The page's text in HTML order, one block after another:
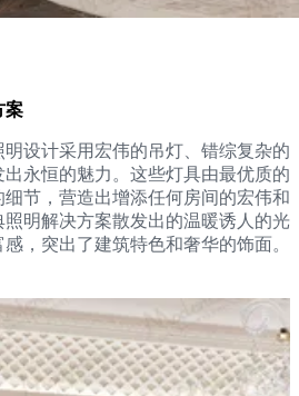
案
设计采用宏伟的吊灯、错综复杂的
永恒的魅力。这些灯具由最优质的
节，营造出增添任何房间的宏伟和
明解决方案散发出的温暖诱人的光
，突出了建筑特色和奢华的饰面。